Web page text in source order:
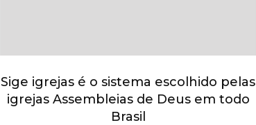
Sige igrejas é o sistema escolhido pelas
igrejas Assembleias de Deus em todo
Brasil